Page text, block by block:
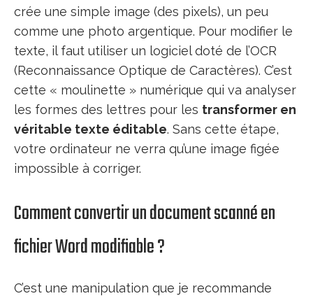
crée une simple image (des pixels), un peu
comme une photo argentique. Pour modifier le
texte, il faut utiliser un logiciel doté de l’OCR
(Reconnaissance Optique de Caractères). C’est
cette « moulinette » numérique qui va analyser
les formes des lettres pour les transformer en
véritable texte éditable. Sans cette étape,
votre ordinateur ne verra qu’une image figée
impossible à corriger.
Comment convertir un document scanné en
fichier Word modifiable ?
C’est une manipulation que je recommande